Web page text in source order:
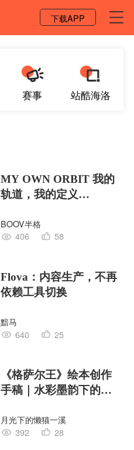
下载APP
赛事 站酷海洛
MY OWN ORBIT 我的
轨道，我的定义
对
BOOV半格
406
58
Flova：内容生产，不再
依赖工具切换
黯马
640
25
《格萨尔王》绘本创作
手稿｜水彩墨韵下的史
月光下的懒猫一溪
392
28